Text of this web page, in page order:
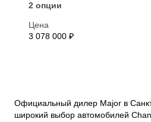
2 опции
Цена
3 078 000 ₽
Официальный дилер Major в
широкий выбор автомобилей